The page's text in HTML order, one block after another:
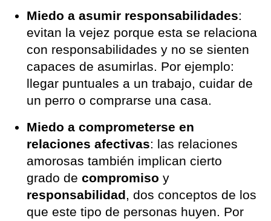
Miedo a asumir responsabilidades:
evitan la vejez porque esta se relaciona
con responsabilidades y no se sienten
capaces de asumirlas. Por ejemplo:
llegar puntuales a un trabajo, cuidar de
un perro o comprarse una casa.
Miedo a comprometerse en
relaciones afectivas: las relaciones
amorosas también implican cierto
grado decompromisoy
responsabilidad, dos conceptos de los
que este tipo de personas huyen. Por